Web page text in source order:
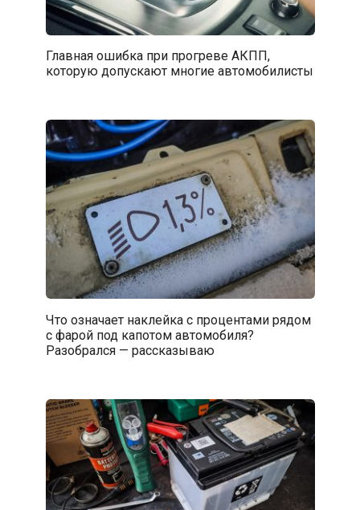
Главная ошибка при прогреве АКПП,
которую допускают многие автомобилисты
Что означает наклейка с процентами рядом
с фарой под капотом автомобиля?
Разобрался — рассказываю